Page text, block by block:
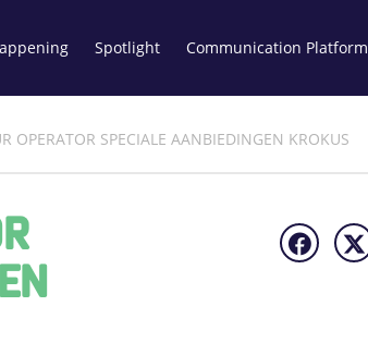
Spotlight Communication Platform
OPERATOR SPECIALE AANBIEDINGEN KROKUS